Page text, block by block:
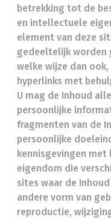
betrekking tot de
en intellectuele
element van deze
gedeeltelijk worden
welke wijze dan
hyperlinks met
U mag de Inhoud
persoonlijke
fragmenten van de
persoonlijke
kennisgevingen
eigendom die
sites waar de
andere vorm van
reproductie,